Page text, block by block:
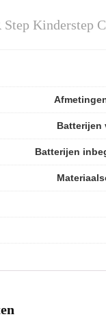
Step Kinderstep
Batterijen
Batterijen